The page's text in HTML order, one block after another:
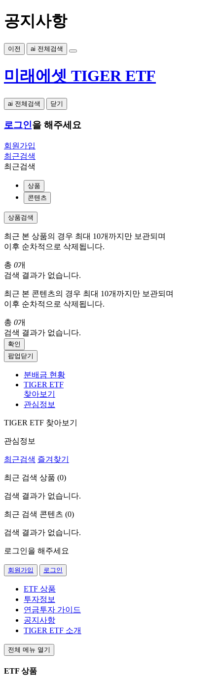
공지사항
이전 ai 전체검색
미래에셋 TIGER ETF
ai 전체검색 닫기
로그인을 해주세요
회원가입
최근검색
최근검색
상품
콘텐츠
상품검색
최근 본 상품의 경우 최대 10개까지만 보관되며
이후 순차적으로 삭제됩니다.
총 0개
검색 결과가 없습니다.
최근 본 콘텐츠의 경우 최대 10개까지만 보관되며
이후 순차적으로 삭제됩니다.
총 0개
검색 결과가 없습니다.
확인
팝업닫기
분배금 현황
TIGER ETF
찾아보기
관심정보
TIGER ETF 찾아보기
관심정보
최근검색 즐겨찾기
최근 검색 상품 (0)
검색 결과가 없습니다.
최근 검색 콘텐츠 (0)
검색 결과가 없습니다.
로그인을 해주세요
회원가입 로그인
ETF 상품
투자정보
연금투자 가이드
공지사항
TIGER ETF 소개
전체 메뉴 열기
ETF 상품